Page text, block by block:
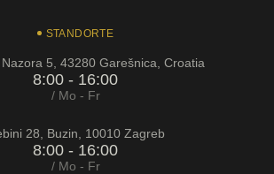
STANDORTE
5, 43280 Garešnica, Croatia
8:00 - 16:00
/ Mo - Fr
28, Buzin, 10010 Zagreb
8:00 - 16:00
/ Mo - Fr